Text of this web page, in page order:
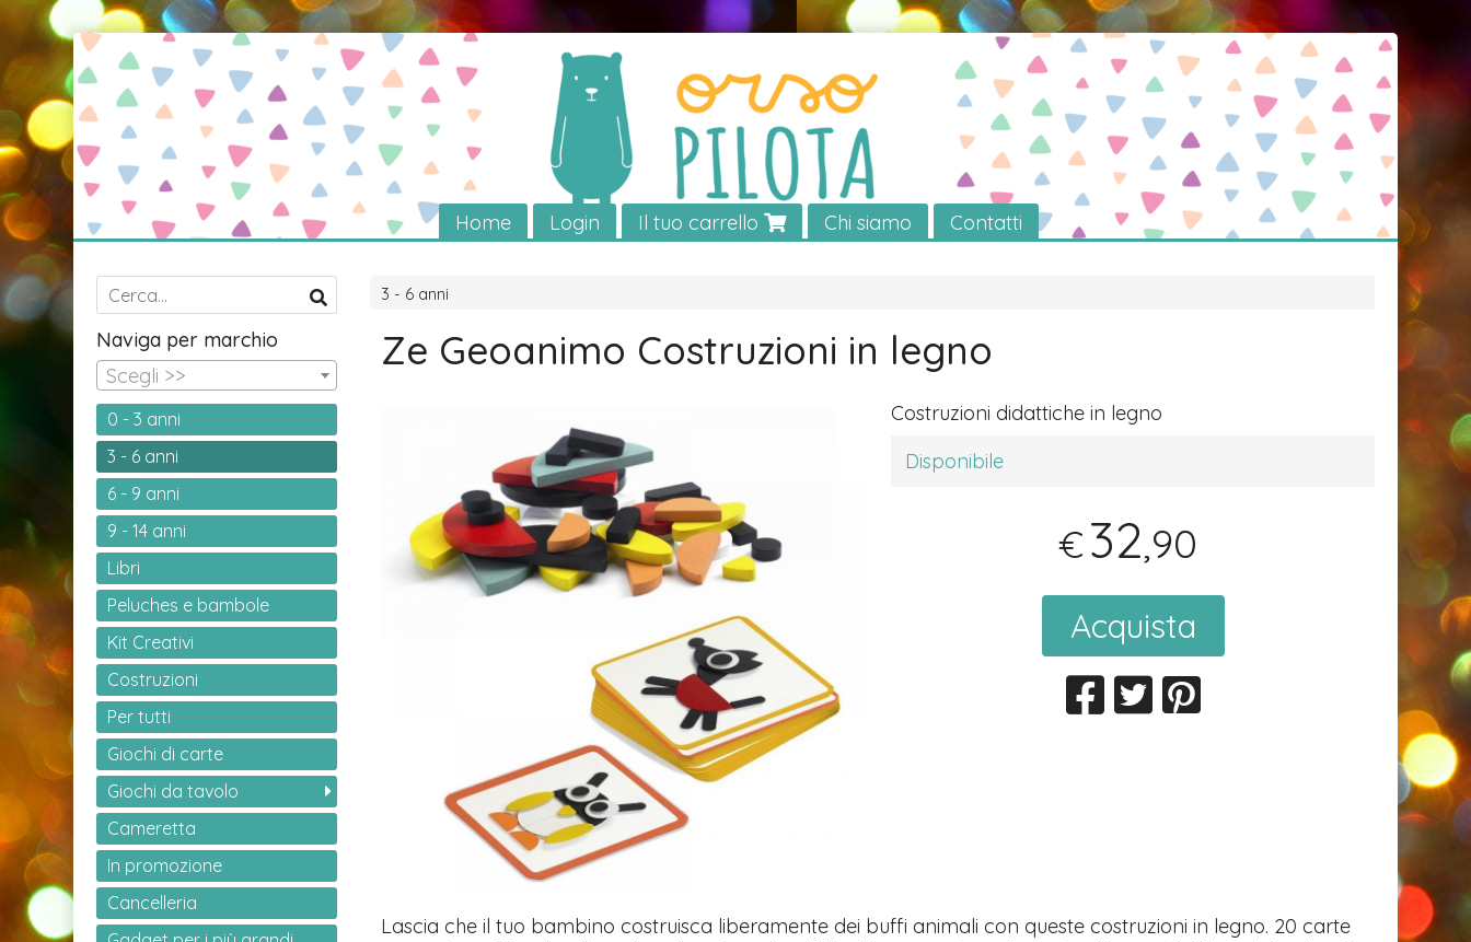
Home Login Il tuo carrello Chi siamo Contatti
3 - 6 anni
Ze Geoanimo Costruzioni in legno
Costruzioni didattiche in legno
Disponibile
€32,90
Acquista
Lascia che il tuo bambino costruisca liberamente dei buffi animali con queste costruzioni in legno. 20 carte
Naviga per marchio
Scegli >>
0 - 3 anni
3 - 6 anni
6 - 9 anni
9 - 14 anni
Libri
Peluches e bambole
Kit Creativi
Costruzioni
Per tutti
Giochi di carte
Giochi da tavolo
Cameretta
In promozione
Cancelleria